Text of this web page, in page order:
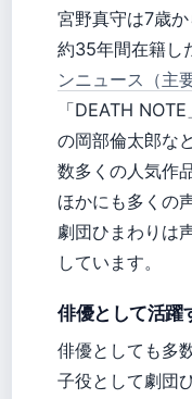
宮野真守は7歳か
約35年間在籍し
ンニュース（主
「DEATH
の岡部倫太郎など
数多くの人気作
ほかにも多くの
劇団ひまわりは
しています。
俳優として活躍
俳優としても多
子役として劇団